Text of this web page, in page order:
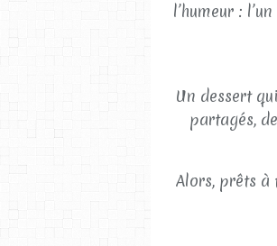
l’humeur :
Un dessert
partagés,
Alors, prêts à